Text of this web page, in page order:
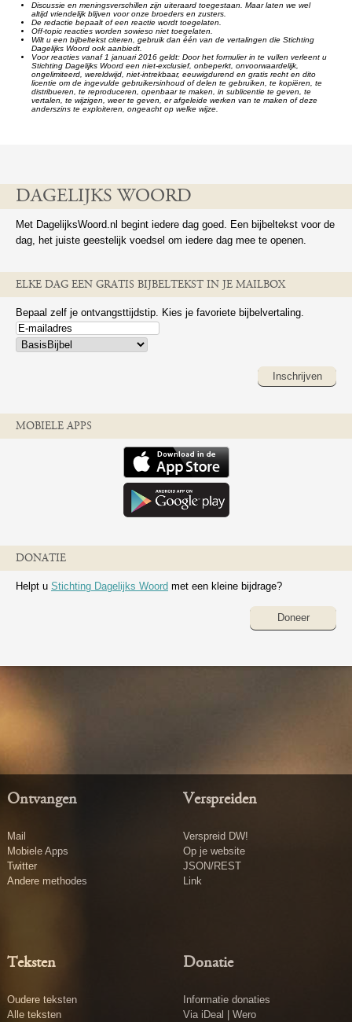
Discussie en meningsverschillen zijn uiteraard toegestaan. Maar laten we wel
altijd vriendelijk blijven voor onze broeders en zusters.
De redactie bepaalt of een reactie wordt toegelaten.
Off-topic reacties worden sowieso niet toegelaten.
Wilt u een bijbeltekst citeren, gebruik dan één van de vertalingen die Stichting
Dagelijks Woord ook aanbiedt.
Voor reacties vanaf 1 januari 2016 geldt: Door het formulier in te vullen verleent u
Stichting Dagelijks Woord een niet-exclusief, onbeperkt, onvoorwaardelijk,
ongelimiteerd, wereldwijd, niet-intrekbaar, eeuwigdurend en gratis recht en dito
licentie om de ingevulde gebruikersinhoud of delen te gebruiken, te kopiëren, te
distribueren, te reproduceren, openbaar te maken, in sublicentie te geven, te
vertalen, te wijzigen, weer te geven, er afgeleide werken van te maken of deze
anderszins te exploiteren, ongeacht op welke wijze.
DAGELIJKS WOORD
Met DagelijksWoord.nl begint iedere dag goed. Een bijbeltekst voor de
dag, het juiste geestelijk voedsel om iedere dag mee te openen.
ELKE DAG EEN GRATIS BIJBELTEKST IN JE MAILBOX
Bepaal zelf je ontvangsttijdstip. Kies je favoriete bijbelvertaling.
Inschrijven
MOBIELE APPS
DONATIE
Helpt u Stichting Dagelijks Woord met een kleine bijdrage?
Doneer
Ontvangen
Mail
Mobiele Apps
Twitter
Andere methodes
Verspreiden
Verspreid DW!
Op je website
JSON/REST
Link
Teksten
Oudere teksten
Alle teksten
Donatie
Informatie donaties
Via iDeal | Wero